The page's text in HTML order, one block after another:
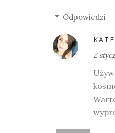
Odpowiedzi
2